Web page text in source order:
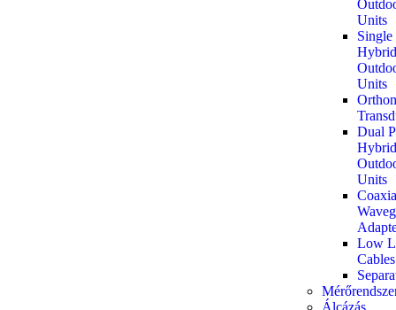
Units
Single
Units
Dual
Units
Low
Cables
Álcázás